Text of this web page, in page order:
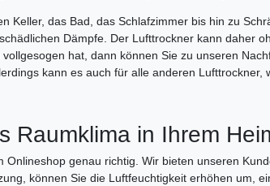
Keller, das Bad, das Schlafzimmer bis hin zu
Dämpfe. Der Lufttrockner kann daher
hat, dann können Sie zu unseren
kann es auch für alle anderen Lufttrockner,
Raumklima in Ihrem
genau richtig. Wir bieten unseren
können Sie die Luftfeuchtigkeit erhöhen um,